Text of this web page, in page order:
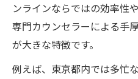
ンラインならではの効率性
専門カウンセラーによる手
が大きな特徴です。
例えば、東京都内では多忙